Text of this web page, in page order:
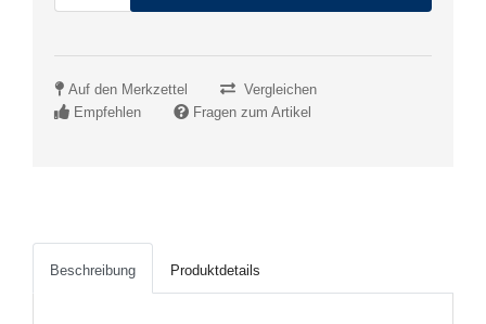
Auf den Merkzettel
Vergleichen
Empfehlen
Fragen zum Artikel
Beschreibung Produktdetails